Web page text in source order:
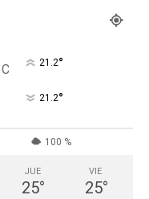
C 21.2°
21.2°
100 %
JUE
25°
VIE
25°